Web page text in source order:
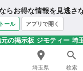
らお得な情報を見逃さ
ール アプリで開く
の掲示板 ジモティー 埼
埼玉県 検索